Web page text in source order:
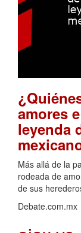
amores
leyenda
Más allá de la
rodeada de
de sus
Debate.com.mx